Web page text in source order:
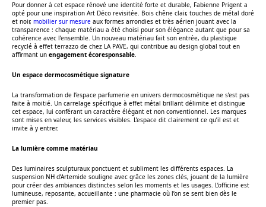
Pour donner à cet espace rénové une identité forte et durable, Fabienne Prigent a
opté pour une inspiration Art Déco revisitée. Bois chêne clair, touches de métal doré
et noir, mobilier sur mesure aux formes arrondies et très aérien jouant avec la
transparence : chaque matériau a été choisi pour son élégance autant que pour sa
cohérence avec l’ensemble. Un nouveau matériau fait son entrée, du plastique
recyclé à effet terrazzo de chez LA PAVE, qui contribue au design global tout en
affirmant un engagement écoresponsable.
Un espace dermocosmétique signature
La transformation de l’espace parfumerie en univers dermocosmétique ne s’est pas
faite à moitié. Un carrelage spécifique à effet métal brillant délimite et distingue
cet espace, lui conférant un caractère élégant et non conventionnel. Les marques
sont mises en valeur, les services visibles. L’espace dit clairement ce qu’il est et
invite à y entrer.
La lumière comme matériau
Des luminaires sculpturaux ponctuent et subliment les différents espaces. La
suspension NH d’Artemide souligne avec grâce les zones clés, jouant de la lumière
pour créer des ambiances distinctes selon les moments et les usages. L’officine est
lumineuse, reposante, accueillante : une pharmacie où l’on se sent bien dès le
premier pas.